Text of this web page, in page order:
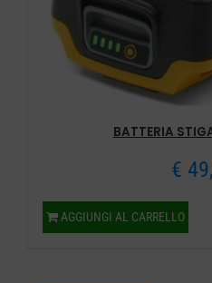
BATTERIA
€
AGGIUNGI AL CARRELLO